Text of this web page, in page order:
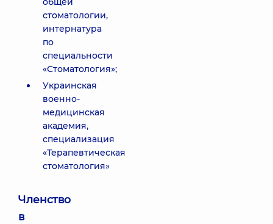
стоматологии,
интернатура
по
специальности
«Стоматология»;
Украинская
военно-
медицинская
академия,
специализация
«Терапевтическая
стоматология»
Членство
в